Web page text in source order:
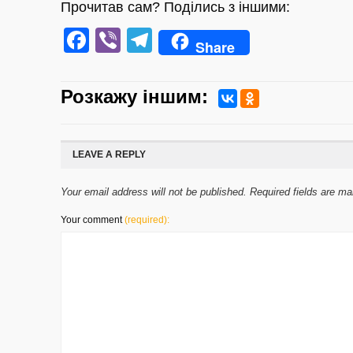
Прочитав сам? Поділись з іншими:
Facebook
ViberTelegram
Share
Розкажу iншим:
LEAVE A REPLY
Your email address will not be published. Required fields are
Your comment(required):